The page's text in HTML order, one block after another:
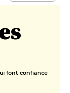
font confiance